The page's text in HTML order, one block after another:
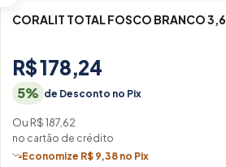
CORALIT TOTAL FOSCO BRANCO 3,6
R$ 178,24
5% de Desconto no Pix
Ou R$ 187,62
no cartão de crédito
Economize R$ 9,38 no Pix